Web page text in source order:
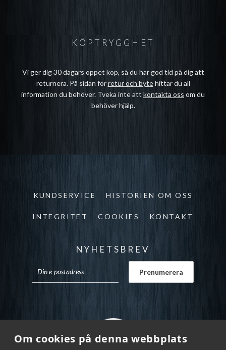
Om cookies på denna webbplats
KÖPTRYGGHET
Vi ger dig 30 dagars öppet köp, så du har god tid på dig att
returnera. På sidan förretur och bytehittar du all
information du behöver. Tveka inte att kontakta oss om du
behöver hjälp.
KUNDSERVICE HISTORIEN OM OSS
INTEGRITET COOKIES KONTAKT
NYHETSBREV